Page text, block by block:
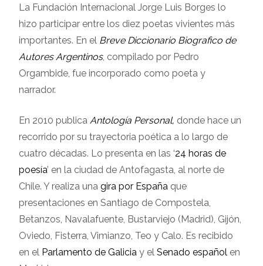
La Fundación Internacional Jorge Luis Borges lo
hizo participar entre los diez poetas vivientes más
importantes. En el Breve Diccionario Biografico de
Autores Argentinos, compilado por Pedro
Orgambide, fue incorporado como poeta y
narrador.
En 2010 publica Antología Personal, donde hace un
recorrido por su trayectoria poética a lo largo de
cuatro décadas. Lo presenta en las ‘24 horas de
poesía’ en la ciudad de Antofagasta, al norte de
Chile. Y realiza una gira por España que
presentaciones en Santiago de Compostela,
Betanzos, Navalafuente, Bustarviejo (Madrid), Gijón,
Oviedo, Fisterra, Vimianzo, Teo y Calo. Es recibido
en el Parlamento de Galicia y el Senado español en